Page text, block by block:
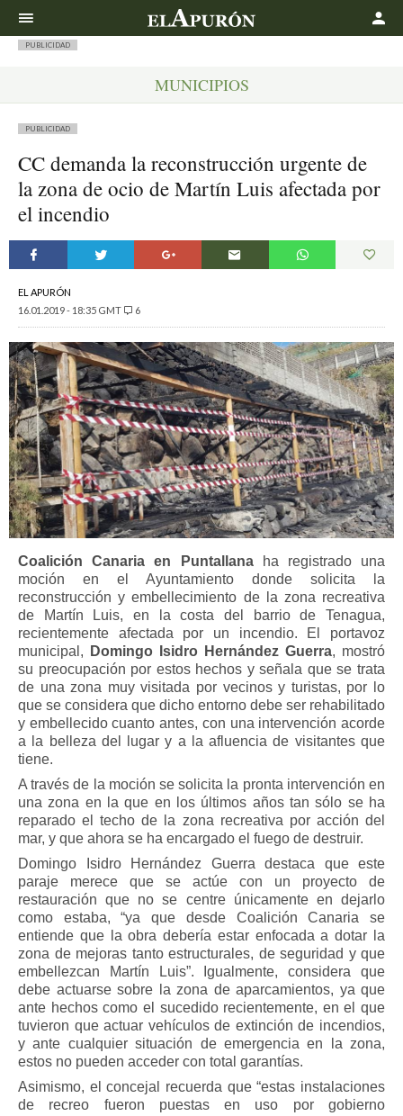
PUBLICIDAD
MUNICIPIOS
PUBLICIDAD
CC demanda la reconstrucción urgente de
la zona de ocio de Martín Luis afectada por
el incendio
EL APURÓN
16.01.2019 - 18:35 GMT
6
Coalición Canaria en Puntallanaha registrado una
moción en el Ayuntamiento donde solicita la
reconstrucción y embellecimiento de la zona recreativa
de Martín Luis, en la costa del barrio de Tenagua,
recientemente afectada por un incendio. El portavoz
municipal,
Domingo Isidro Hernández Guerra, mostró
su preocupación por estos hechos y señala que se trata
de una zona muy visitada por vecinos y turistas, por lo
que se considera que dicho entorno debe ser rehabilitado
y embellecido cuanto antes, con una intervención acorde
a la belleza del lugar y a la afluencia de visitantes que
tiene.
A través de la moción se solicita la pronta intervención en
una zona en la que en los últimos años tan sólo se ha
reparado el techo de la zona recreativa por acción del
mar, y que ahora se ha encargado el fuego de destruir.
Domingo Isidro Hernández Guerra destaca que este
paraje merece que se actúe con un proyecto de
restauración que no se centre únicamente en dejarlo
como estaba, “ya que desde Coalición Canaria se
entiende que la obra debería estar enfocada a dotar la
zona de mejoras tanto estructurales, de seguridad y que
embellezcan Martín Luis”. Igualmente, considera que
debe actuarse sobre la zona de aparcamientos, ya que
ante hechos como el sucedido recientemente, en el que
tuvieron que actuar vehículos de extinción de incendios,
y ante cualquier situación de emergencia en la zona,
estos no pueden acceder con total garantías.
Asimismo, el concejal recuerda que “estas instalaciones
de recreo fueron puestas en uso por gobierno